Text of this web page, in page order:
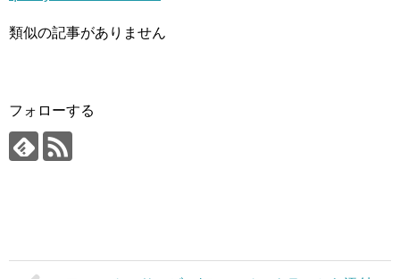
類似の記事がありません
フォローする